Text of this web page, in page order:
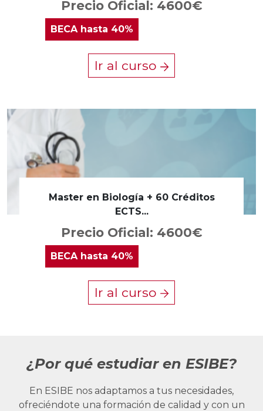
Precio Oficial: 4600€
BECAhasta 40%
Ir al curso
Master en Biología + 60 Créditos
ECTS...
Precio Oficial: 4600€
BECA hasta 40%
Ir al curso
¿Por qué estudiar en ESIBE?
En ESIBE nos adaptamos a tus necesidades,
ofreciéndote una formación de calidad y con un